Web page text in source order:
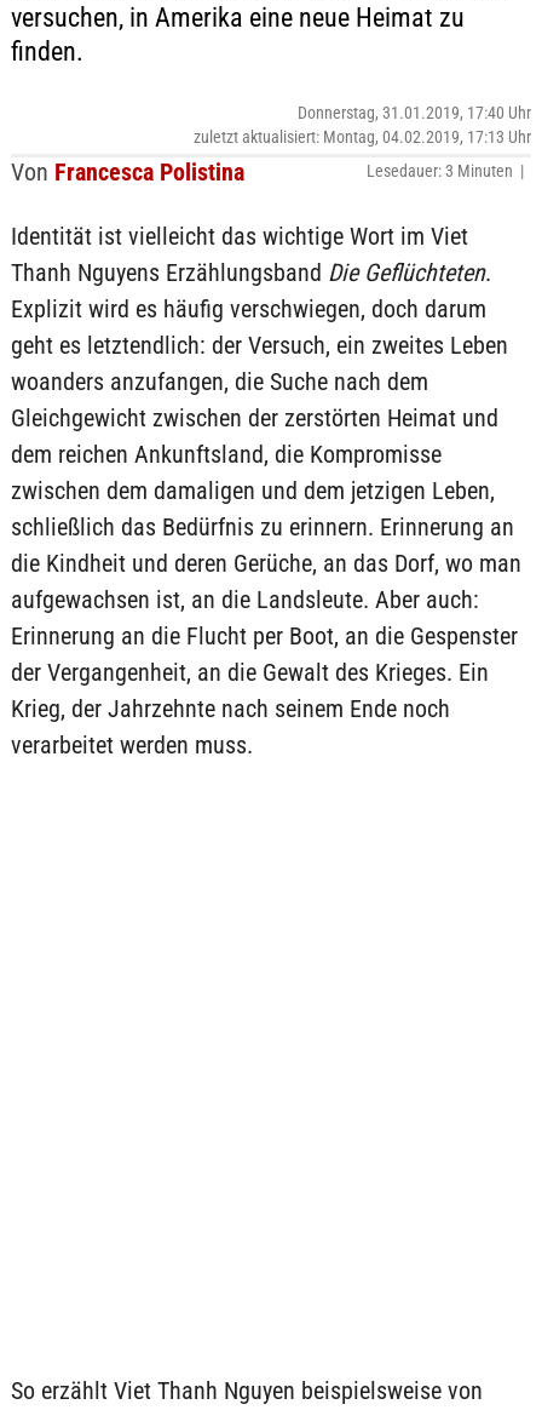
versuchen, in Amerika eine neue Heimat zu
finden.
Von Francesca Polistina
Donnerstag, 31.01.2019, 17:40 Uhr
zuletzt aktualisiert: Montag, 04.02.2019, 17:13 Uhr
Lesedauer: 3 Minuten |
Identität ist vielleicht das wichtige Wort im Viet
Thanh Nguyens Erzählungsband Die Geflüchteten.
Explizit wird es häufig verschwiegen, doch darum
geht es letztendlich: der Versuch, ein zweites Leben
woanders anzufangen, die Suche nach dem
Gleichgewicht zwischen der zerstörten Heimat und
dem reichen Ankunftsland, die Kompromisse
zwischen dem damaligen und dem jetzigen Leben,
schließlich das Bedürfnis zu erinnern. Erinnerung an
die Kindheit und deren Gerüche, an das Dorf, wo man
aufgewachsen ist, an die Landsleute. Aber auch:
Erinnerung an die Flucht per Boot, an die Gespenster
der Vergangenheit, an die Gewalt des Krieges. Ein
Krieg, der Jahrzehnte nach seinem Ende noch
verarbeitet werden muss.
So erzählt Viet Thanh Nguyen beispielsweise von